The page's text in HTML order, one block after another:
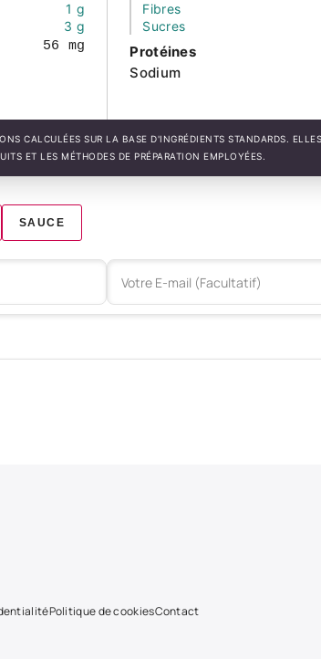
1 g
3 g
56 mg
Fibres
Sucres
Protéines
Sodium
CALCULÉES SUR LA BASE D'INGRÉDIENTS STANDARDS.
ET LES MÉTHODES DE PRÉPARATION EMPLOYÉES.
SAUCE
Politique de cookiesContact